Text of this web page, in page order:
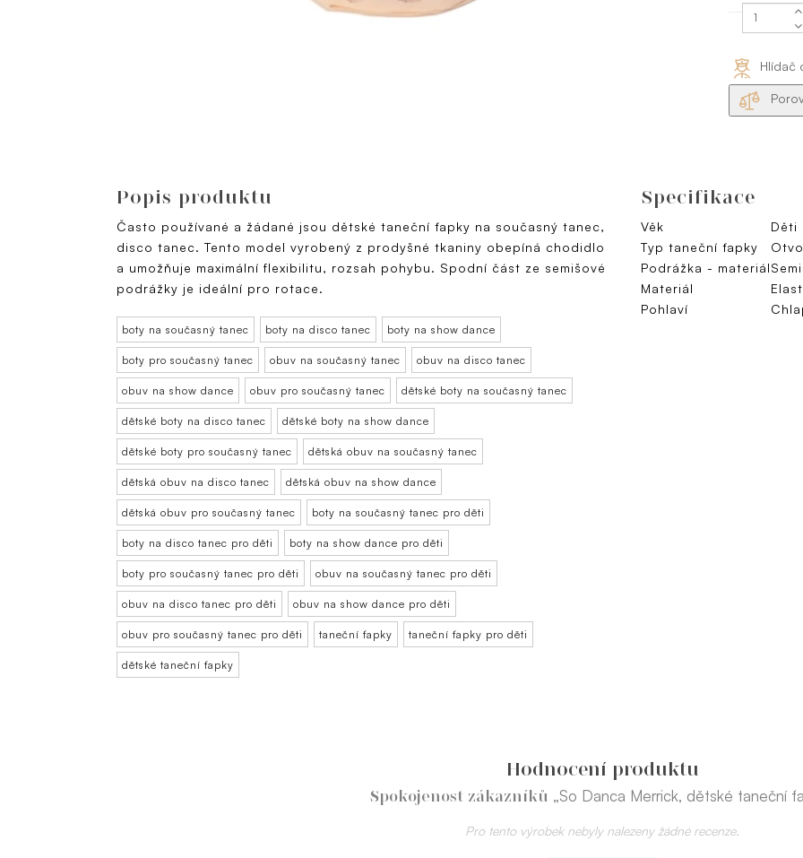
Hlídač
Popis produktu
Často používané a žádané jsou dětské taneční ťapky na současný tanec,
disco tanec. Tento model vyrobený z prodyšné tkaniny obepíná chodidlo
a umožňuje maximální flexibilitu, rozsah pohybu. Spodní část ze semišové
podrážky je ideální pro rotace.
boty na současný tanec boty na disco tanec boty na show dance
boty pro současný tanec obuv na současný tanec obuv na disco tanec
obuv na show dance obuv pro současný tanec dětské boty na současný tanec
dětské boty na disco tanec dětské boty na show dance
dětské boty pro současný tanec dětská obuv na současný tanec
dětská obuv na disco tanec dětská obuv na show dance
dětská obuv pro současný tanec boty na současný tanec pro děti
boty na disco tanec pro děti boty na show dance pro děti
boty pro současný tanec pro děti obuv na současný tanec pro děti
obuv na disco tanec pro děti obuv na show dance pro děti
obuv pro současný tanec pro děti taneční ťapky taneční ťapky pro děti
dětské taneční ťapky
Specifikace
Věk
Děti
Typ taneční ťapky
Podrážka - materiál
Materiál
Pohlaví
Hodnocení produktu
Spokojenost zákazníků „So Danca Merrick, dětské taneční
Pro tento výrobek nebyly nalezeny žádné recenze.